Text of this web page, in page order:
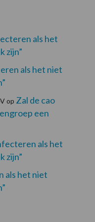
als het
zijn”
als het niet
op Zal de cao
een
als het
zijn”
als het niet